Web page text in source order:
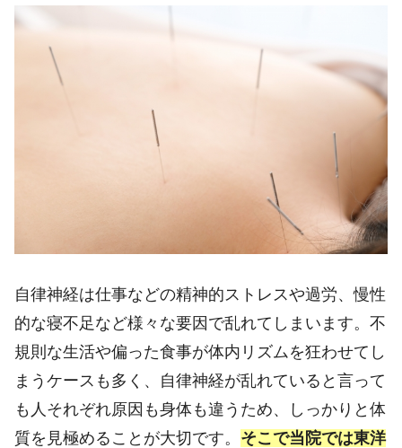
自律神経は仕事などの精神的ストレスや過労、慢性
的な寝不足など様々な要因で乱れてしまいます。不
規則な生活や偏った食事が体内リズムを狂わせてし
まうケースも多く、自律神経が乱れていると言って
も人それぞれ原因も身体も違うため、しっかりと体
質を見極めることが大切です。 そこで当院では東洋